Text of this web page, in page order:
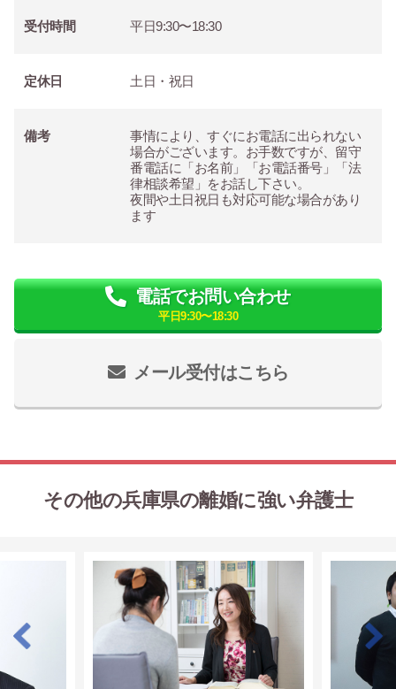
受付時間 平日9:30〜18:30
定休日 土日・祝日
備考
事情により、すぐにお電話に出られない
場合がございます。お手数ですが、留守
番電話に「お名前」「お電話番号」「法
律相談希望」をお話し下さい。
夜間や土日祝日も対応可能な場合があり
ます
メール受付はこちら
電話でお問い合わせ
平日9:30〜18:30
その他の兵庫県の離婚に強い弁護士